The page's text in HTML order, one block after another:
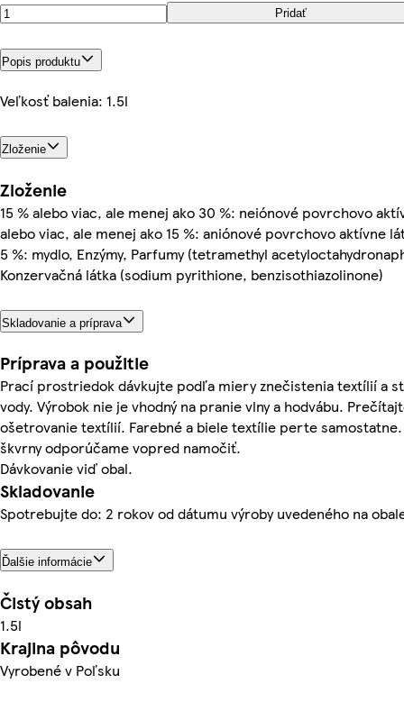
Pridať
Popis produktu
Veľkosť balenia: 1.5l
Zloženie
Zloženie
15 % alebo viac, ale menej ako 30 %: neiónové povrchovo
alebo viac, ale menej ako 15 %: aniónové povrchovo aktívne
5 %: mydlo, Enzýmy, Parfumy (tetramethyl
Konzervačná látka (sodium pyrithione, benzisothiazolinone)
Skladovanie a príprava
Príprava a použitie
Prací prostriedok dávkujte podľa miery znečistenia textílií a
vody. Výrobok nie je vhodný na pranie vlny a hodvábu.
ošetrovanie textílií. Farebné a biele textílie perte
škvrny odporúčame vopred namočiť.
Dávkovanie viď obal.
Skladovanie
Spotrebujte do: 2 rokov od dátumu výroby uvedeného na
Ďalšie informácie
Čistý obsah
1.5l
Krajina pôvodu
Vyrobené v Poľsku